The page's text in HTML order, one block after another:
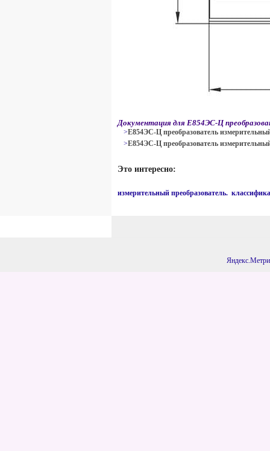
Документация для Е854ЭС-Ц
>Е854ЭС-Ц преобразователь
>Е854ЭС-Ц преобразователь
Это интересно:
измерительный преобразователь.